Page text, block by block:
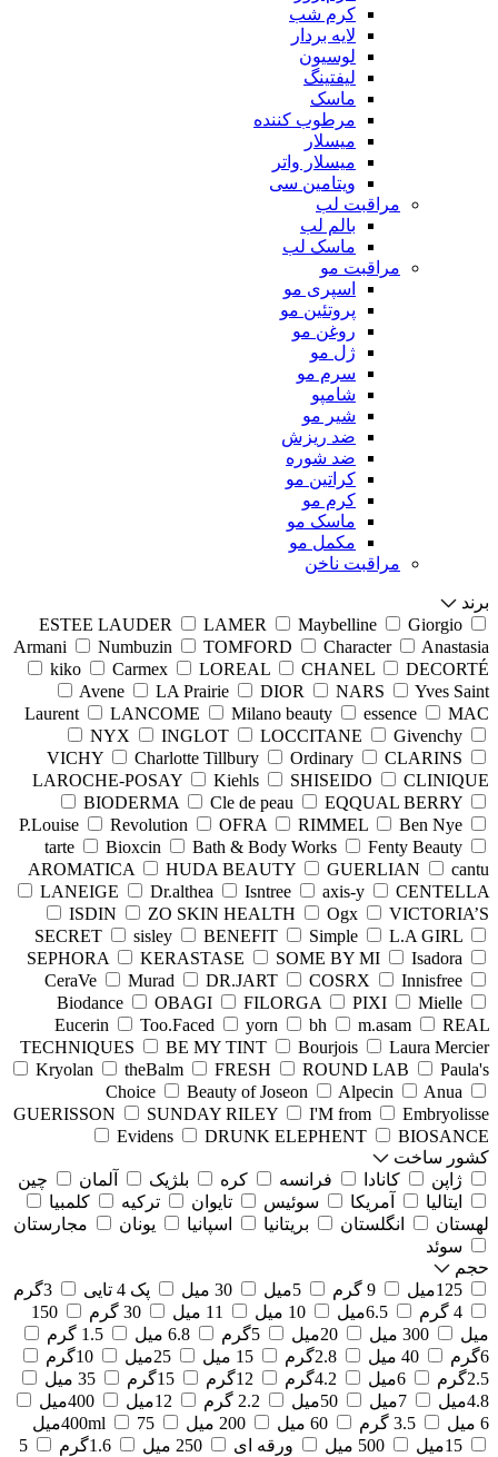
کرم شب
لایه بردار
لوسیون
لیفتینگ
ماسک
مرطوب کننده
میسلار
میسلار واتر
ویتامین سی
مراقبت لب
بالم لب
ماسک لب
مراقبت مو
اسپری مو
پروتئین مو
روغن مو
ژل مو
سرم مو
شامپو
شیر مو
ضد ریزش
ضد شوره
کراتین مو
کرم مو
ماسک مو
مکمل مو
مراقبت ناخن
برند
ESTEE LAUDER
LAMER Maybelline
Giorgio
Armani
Numbuzin TOMFORD Character
Anastasia
kiko
Carmex LOREAL CHANEL
DECORTÉ
Avene
LA Prairie DIOR NARS
Yves Saint
Laurent
LANCOME Milano beauty essence
MAC
NYX
INGLOT LOCCITANE
Givenchy
VICHY
Charlotte Tillbury Ordinary
CLARINS
LAROCHE-POSAY
Kiehls SHISEIDO
CLINIQUE
BIODERMA
Cle de peau
EQQUAL BERRY
P.Louise
Revolution OFRA RIMMEL
Ben Nye
tarte
Bioxcin Bath & Body Works
Fenty Beauty
AROMATICA
HUDA BEAUTY GUERLIAN
cantu
LANEIGE
Dr.althea Isntree axis-y
CENTELLA
ISDIN
ZO SKIN HEALTH Ogx
VICTORIA’S
SECRET
sisley BENEFIT Simple
L.A GIRL
SEPHORA
KERASTASE SOME BY MI
Isadora
CeraVe
Murad DR.JART COSRX
Innisfree
Biodance
OBAGI FILORGA PIXI
Mielle
Eucerin
Too.Faced yorn bh m.asam
REAL
TECHNIQUES
BE MY TINT Bourjois
Laura Mercier
Kryolan
theBalm FRESH ROUND LAB
Paula's
Choice
Beauty of Joseon Alpecin
Anua
GUERISSON
SUNDAY RILEY I'M from
Embryolisse
Evidens
DRUNK ELEPHENT
BIOSANCE
کشور ساخت
ژاپن
کانادا فرانسه کره بلژیک آلمان
چین
ایتالیا
آمریکا سوئیس تایوان ترکیه
کلمبیا
لهستان
انگلستان بریتانیا اسپانیا یونان
مجارستان
سوئد
حجم
125میل
9 گرم 5میل 30 میل پک 4 تایی
3گرم
4 گرم
6.5میل 10 میل 11 میل 30 گرم
150
میل
300 میل 20میل 5گرم 6.8 میل
1.5 گرم
6گرم
40 میل 2.8گرم 15 میل 25میل
10گرم
2.5گرم
6میل 4.2گرم 12گرم 15گرم
35 میل
4.8میل
7میل 50میل 2.2 گرم 12میل
400میل
6 میل
3.5 گرم 60 میل 200 میل 400ml
75میل
15میل
500 میل ورقه ای 250 میل 1.6گرم
5